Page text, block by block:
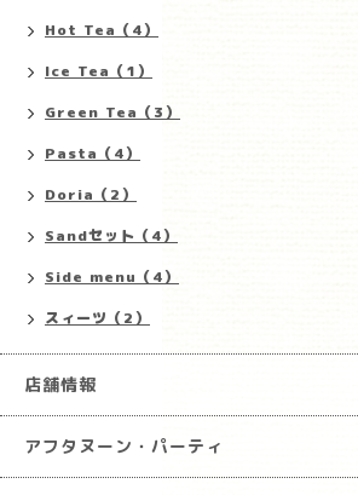
Hot Tea（4）
Ice Tea（1）
Green Tea（3）
Pasta（4）
Doria（2）
Sandセット（4）
Side menu（4）
スィーツ（2）
店舗情報
アフタヌーン・パーティ